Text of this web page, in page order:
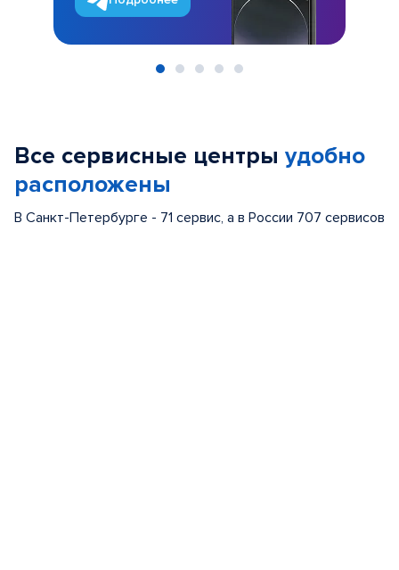
Все сервисные центры удобно
расположены
В Санкт-Петербурге - 71 сервис, а в России 707 сервисов